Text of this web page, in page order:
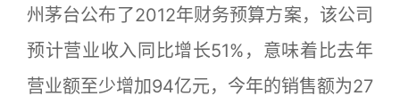
州茅台公布了2012年财务预算方案，该公司
预计营业收入同比增长51%，意味着比去年
营业额至少增加94亿元，今年的销售额为27